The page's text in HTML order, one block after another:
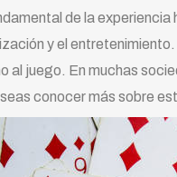
de la
y el
al juego. En muchas
conocer más sobre